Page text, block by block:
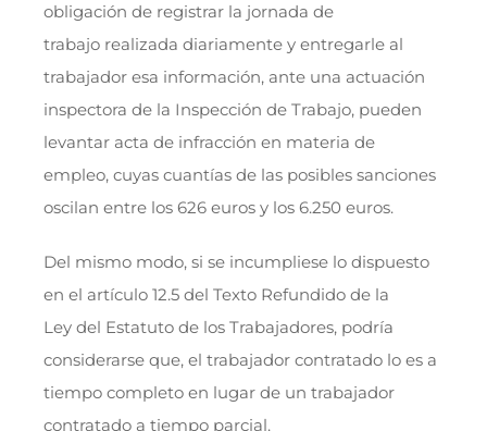
obligación de registrar la jornada de
trabajo realizada diariamente y entregarle al
trabajador esa información, ante una actuación
inspectora de la Inspección de Trabajo, pueden
levantar acta de infracción en materia de
empleo, cuyas cuantías de las posibles sanciones
oscilan entre los 626 euros y los 6.250 euros.
Del mismo modo, si se incumpliese lo dispuesto
en el artículo 12.5 del Texto Refundido de la
Ley del Estatuto de los Trabajadores, podría
considerarse que, el trabajador contratado lo es a
tiempo completo en lugar de un trabajador
contratado a tiempo parcial.